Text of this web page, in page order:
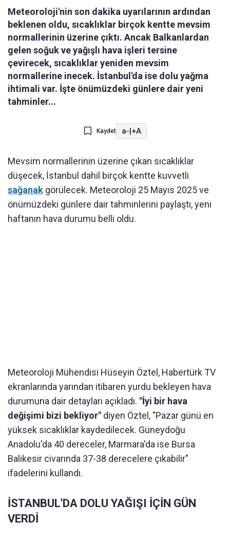
Meteoroloji'nin son dakika uyarılarının ardından
beklenen oldu, sıcaklıklar birçok kentte mevsim
normallerinin üzerine çıktı. Ancak Balkanlardan
gelen soğuk ve yağışlı hava işleri tersine
çevirecek, sıcaklıklar yeniden mevsim
normallerine inecek. İstanbul'da ise dolu yağma
ihtimali var. İşte önümüzdeki günlere dair yeni
tahminler...
Kaydet a-|+A
Mevsim normallerinin üzerine çıkan sıcaklıklar
düşecek, İstanbul dahil birçok kentte kuvvetli
sağanak görülecek. Meteoroloji 25 Mayıs 2025 ve
önümüzdeki günlere dair tahminlerini paylaştı, yeni
haftanın hava durumu belli oldu.
Meteoroloji Mühendisi Hüseyin Öztel, Habertürk TV
ekranlarında yarından itibaren yurdu bekleyen hava
durumuna dair detayları açıkladı. "İyi bir hava
değişimi bizi bekliyor" diyen Öztel, "Pazar günü en
yüksek sıcaklıklar kaydedilecek. Güneydoğu
Anadolu'da 40 dereceler, Marmara'da ise Bursa
Balıkesir civarında 37-38 derecelere çıkabilir"
ifadelerini kullandı.
İSTANBUL'DA DOLU YAĞIŞI İÇİN GÜN
VERDİ